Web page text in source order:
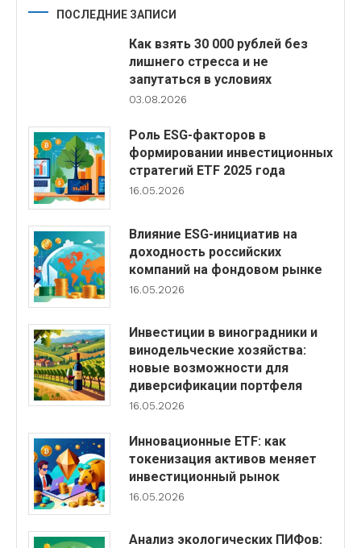
ПОСЛЕДНИЕ ЗАПИСИ
Как взять 30 000 рублей без
лишнего стресса и не
запутаться в условиях
03.08.2026
Роль ESG-факторов в
формировании инвестиционных
стратегий ETF 2025 года
16.05.2026
Влияние ESG-инициатив на
доходность российских
компаний на фондовом рынке
16.05.2026
Инвестиции в виноградники и
винодельческие хозяйства:
новые возможности для
диверсификации портфеля
16.05.2026
Инновационные ETF: как
токенизация активов меняет
инвестиционный рынок
16.05.2026
Анализ экологических ПИФов: